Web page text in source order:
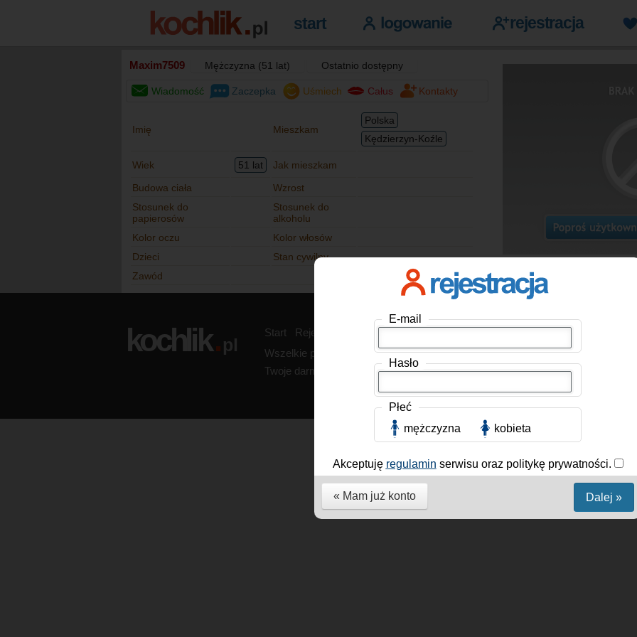
Maxim7509 Mężczyzna (51 lat) Ostatnio dostępny
Wiadomość Zaczepka Uśmiech Całus Kontakty
Imię Mieszkam
Polska
Kędzierzyn-Koźle
Wiek 51 lat
Jak mieszkam
Budowa ciała
Wzrost
Stosunek do
papierosów
Stosunek do
alkoholu
Kolor oczu
Kolor włosów
Dzieci
Stan cywilny
Zawód
Start Rejestracja Regulamin
Polityka
Wszelkie prawa zastrzeżone 2013 - 2026 | kochlik.pl - portal randkowy.
Twoje darmowe randki internetowe i randki online.
E-mail
Hasło
Płeć
mężczyzna
kobieta
Akceptuję regulamin serwisu oraz politykę prywatności.
« Mam już konto Dalej »